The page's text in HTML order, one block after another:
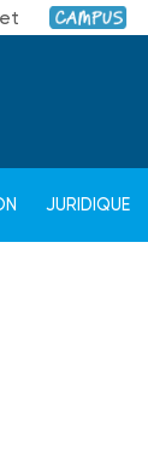
Campus
JURIDIQUE